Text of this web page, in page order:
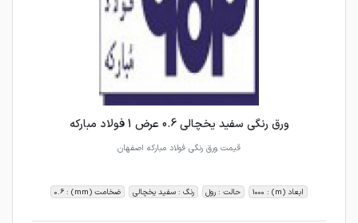
ورق رنگی سفید یخچالی 0.6 عرض 1 فولاد مبارکه
قیمت ورق رنگی فولاد مبارکه اصفهان
ابعاد (m) : 1000 حالت : رول رنگ : سفید یخچالی ضخامت (mm) : 0.6